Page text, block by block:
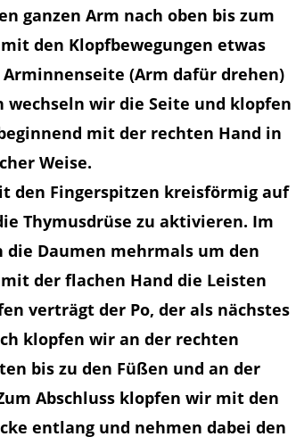
ganzen Arm nach oben bis zum
den Klopfbewegungen etwas
(Arm dafür drehen)
wir die Seite und klopfen
mit der rechten Hand in
Weise.
den Fingerspitzen kreisförmig auf
Thymusdrüse zu aktivieren. Im
Daumen mehrmals um den
der flachen Hand die Leisten
verträgt der Po, der als nächstes
klopfen wir an der rechten
bis zu den Füßen und an der
Abschluss klopfen wir mit den
entlang und nehmen dabei den